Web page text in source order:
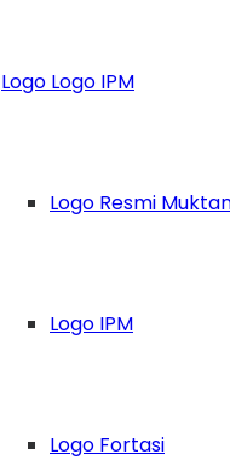
Logo Logo IPM
Logo Resmi
Logo IPM
Logo Fortasi